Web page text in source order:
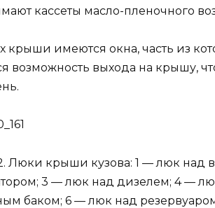
кассеты масло-пленочного
крыши имеются окна, часть из
возможность выхода на крышу,
Люки крыши кузова: 1 — люк над
3 — люк над дизелем; 4 —
баком; 6 — люк над